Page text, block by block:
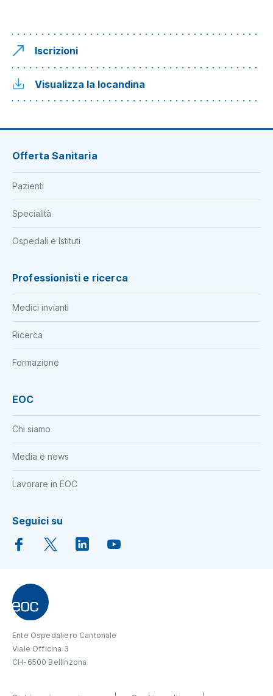
Iscrizioni
Visualizza la locandina
Offerta Sanitaria
Pazienti
Specialità
Ospedali e Istituti
Professionisti e ricerca
Medici invianti
Ricerca
Formazione
EOC
Chi siamo
Media e news
Lavorare in EOC
Seguici su
Ente Ospedaliero Cantonale
Viale Officina 3
CH-6500 Bellinzona